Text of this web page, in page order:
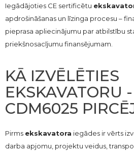
Iegādājoties CE sertificētu
apdrošināšanas un līzinga procesu –
pieprasa apliecinājumu par atbilstību
priekšnosacījumu finansējumam.
KĀ IZVĒLĒTIES
EKSKAVATORU
CDM6025
Pirms ekskavatora iegādes ir vērts
darba apjomu, projektu veidus,